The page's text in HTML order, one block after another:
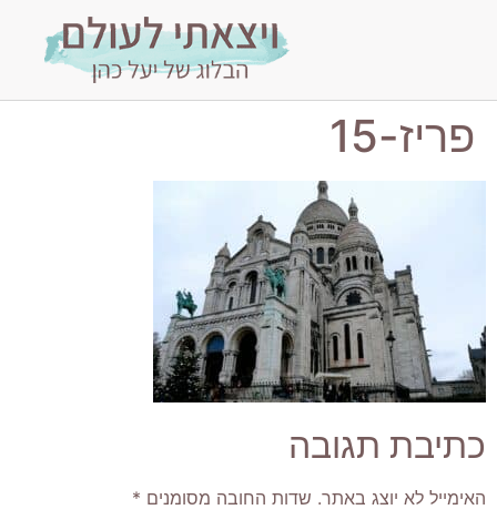
פריז-15
כתיבת תגובה
האימייל לא יוצג באתר. שדות החובה מסומנים *